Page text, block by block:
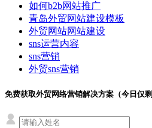
如何b2b网站推广
青岛外贸网站建设模板
外贸网站网站建设
sns运营内容
sns营销
外贸sns营销
免费获取外贸网络营销解决方案（今日仅剩